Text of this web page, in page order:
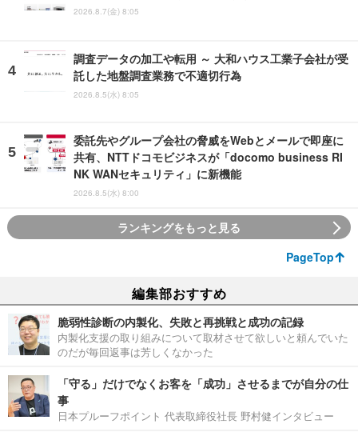
2026.8.7(金) 8:05
調査データの加工や転用 ～ 大和ハウス工業子会社が受
託した地盤調査業務で不適切行為
2026.8.5(水) 8:05
委託先やグループ会社の脅威をWebとメールで即座に
共有、NTTドコモビジネスが「docomo business RI
NK WANセキュリティ」に新機能
2026.8.5(水) 8:00
ランキングをもっと見る
PageTop
編集部おすすめ
脆弱性診断の内製化、失敗と再挑戦と成功の記録
内製化支援の取り組みについて取材させて欲しいと頼んでいた
のだが毎回返事は芳しくなかった
「守る」だけでなくお客を「成功」させるまでが自分の仕
事
日本プルーフポイント 代表取締役社長 野村健インタビュー